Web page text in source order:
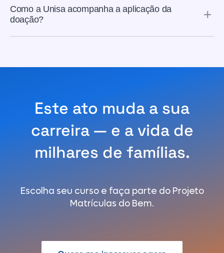
acessar https://doar.amigosdobem.org/e ver as possibilidades.
Como a Unisa acompanha a aplicação da
doação?
Este ato muda a sua
carreira — e a vida de
milhares de famílias.
Escolha seu curso e faça parte do Projeto
Matrículas do Bem.